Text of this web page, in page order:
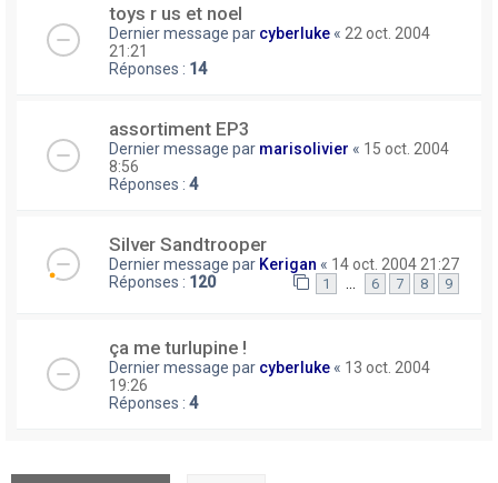
toys r us et noel
Dernier message par cyberluke « 22 oct. 2004
21:21
Réponses : 14
assortiment EP3
Dernier message par marisolivier « 15 oct. 2004
8:56
Réponses : 4
Silver Sandtrooper
Dernier message par Kerigan « 14 oct. 2004 21:27
Réponses : 120 1 … 6 7 8 9
ça me turlupine !
Dernier message par cyberluke « 13 oct. 2004
19:26
Réponses : 4